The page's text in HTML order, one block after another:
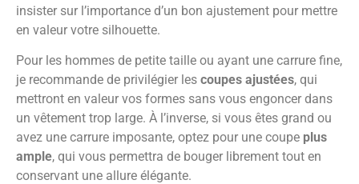
insister sur l’importance d’un bon ajustement pour mettre
en valeur votre silhouette.
Pour les hommes de petite taille ou ayant une carrure fine,
je recommande de privilégier les coupes ajustées, qui
mettront en valeur vos formes sans vous engoncer dans
un vêtement trop large. À l’inverse, si vous êtes grand ou
avez une carrure imposante, optez pour une coupe plus
ample, qui vous permettra de bouger librement tout en
conservant une allure élégante.